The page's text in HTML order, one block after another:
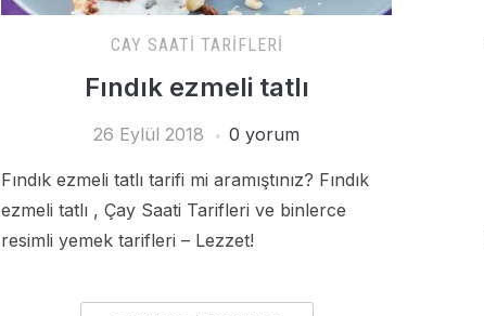
CAY SAATI TARIFLERI
Fındık ezmeli tatlı
26 Eylül 2018 0 yorum
Fındık ezmeli tatlı tarifi mi aramıştınız? Fındık
ezmeli tatlı , Çay Saati Tarifleri ve binlerce
resimli yemek tarifleri – Lezzet!